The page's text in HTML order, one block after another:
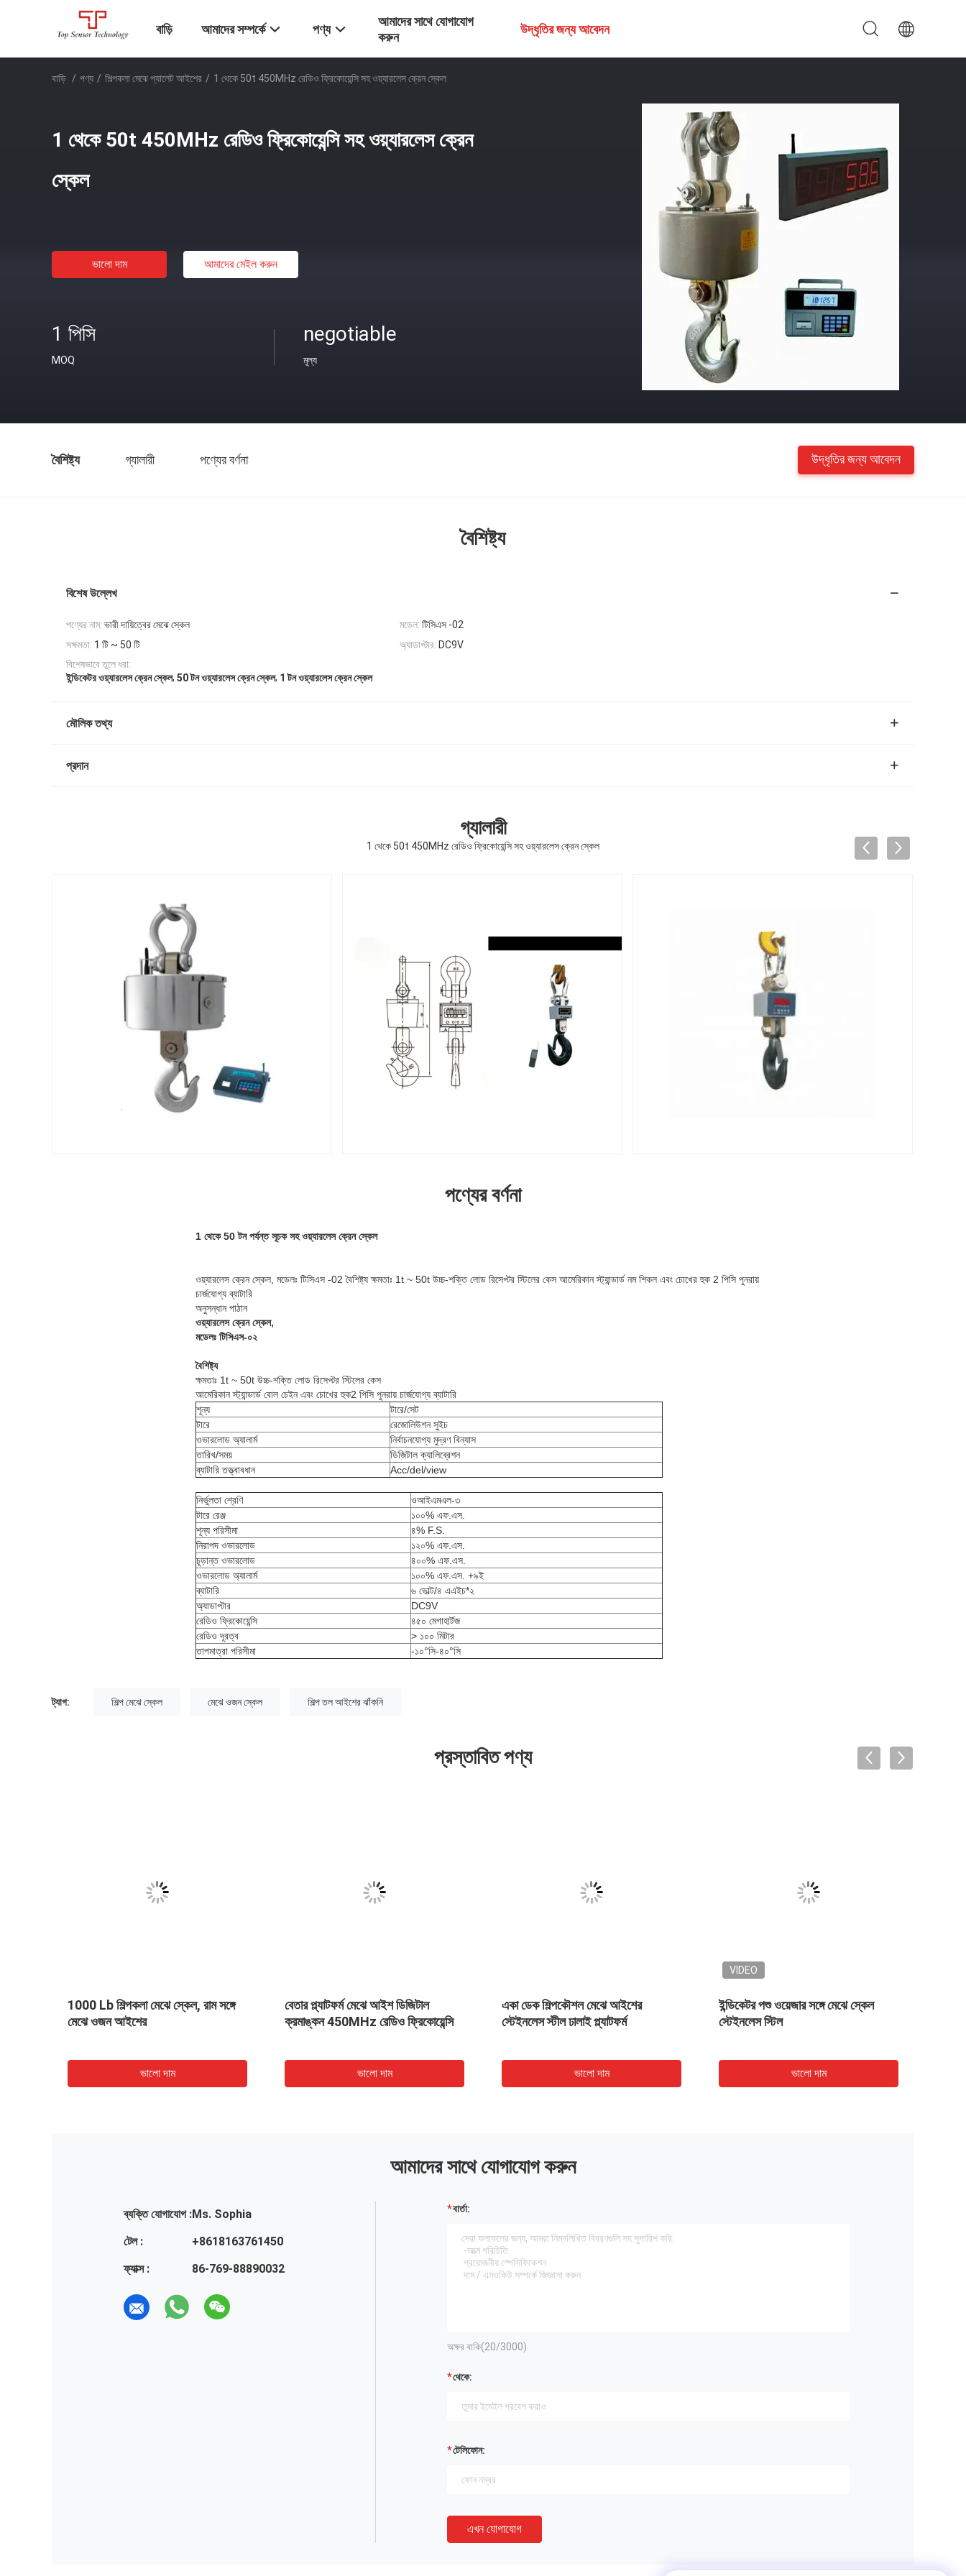
বাড়ি আমাদের সম্পর্কে পণ্য
আমাদের সাথে যোগাযোগ
করুন
উদ্ধৃতির জন্য আবেদন
বাড়ি / পণ্য / শিল্পকলা মেঝে প্যালেট আইশের / 1 থেকে 50t 450MHz রেডিও ফ্রিকোয়েন্সি সহ ওয়্যারলেস ক্রেন স্কেল
1 থেকে 50t 450MHz রেডিও ফ্রিকোয়েন্সি সহ ওয়্যারলেস ক্রেন
স্কেল
ভালো দাম আমাদের মেইল ​​করুন
1 পিসি
MOQ
negotiable
মূল্য
বৈশিষ্ট্য গ্যালারী পণ্যের বর্ণনা উদ্ধৃতির জন্য আবেদন
বৈশিষ্ট্য
বিশেষ উল্লেখ
পণ্যের নাম: ভারী দায়িত্বের মেঝে স্কেল মডেল: টিসিএস -02
সক্ষমতা: 1 টি ~ 50 টি অ্যাডাপ্টার: DC9V
বিশেষভাবে তুলে ধরা:
ইন্ডিকেটর ওয়্যারলেস ক্রেন স্কেল, 50 টন ওয়্যারলেস ক্রেন স্কেল, 1 টন ওয়্যারলেস ক্রেন স্কেল
মৌলিক তথ্য
প্রদান
গ্যালারী
1 থেকে 50t 450MHz রেডিও ফ্রিকোয়েন্সি সহ ওয়্যারলেস ক্রেন স্কেল
পণ্যের বর্ণনা
1 থেকে 50 টন পর্যন্ত সূচক সহ ওয়্যারলেস ক্রেন স্কেল
ওয়্যারলেস ক্রেন স্কেল, মডেলঃ টিসিএস -02 বৈশিষ্ট্য ক্ষমতাঃ 1t ~ 50t উচ্চ-শক্তি লোড রিসেপ্টর স্টিলের কেস আমেরিকান স্ট্যান্ডার্ড নম শিকল এবং চোখের হুক 2 পিসি পুনরায়
চার্জযোগ্য ব্যাটারি
অনুসন্ধান পাঠান
ওয়্যারলেস ক্রেন স্কেল,
মডেলঃ টিসিএস-০২
বৈশিষ্ট্য
ক্ষমতাঃ 1t ~ 50t উচ্চ-শক্তি লোড রিসেপ্টর স্টিলের কেস
আমেরিকান স্ট্যান্ডার্ড বোল চেইন এবং চোখের হুক2 পিসি পুনরায় চার্জযোগ্য ব্যাটারি
শূন্য
টারে/সেট
টারে
রেজোলিউশন সুইচ
ওভারলোড অ্যালার্ম
নির্বাচনযোগ্য মুদ্রণ বিন্যাস
তারিখ/সময়
ডিজিটাল ক্যালিব্রেশন
ব্যাটারি তত্ত্বাবধান
Acc/del/view
নির্ভুলতা শ্রেণি
ওআইএমএল-৩
টারে রেঞ্জ
১০০% এফ.এস.
শূন্য পরিসীমা
৪% F.S.
নিরাপদ ওভারলোড
১২০% এফ.এস.
চূড়ান্ত ওভারলোড
৪০০% এফ.এস.
ওভারলোড অ্যালার্ম
১০০% এফ.এস. +৯ই
ব্যাটারি
৬ ভোল্ট/৪ এএইচ*২
অ্যাডাপ্টার
DC9V
রেডিও ফ্রিকোয়েন্সি
৪৫০ মেগাহার্টজ
রেডিও দূরত্ব
> ১০০ মিটার
তাপমাত্রা পরিসীমা
-১০°সি-৪০°সি
ট্যাগ: শিল্প মেঝে স্কেল মেঝে ওজন স্কেল শিল্প তল আইশের ঝাঁকনি
প্রস্তাবিত পণ্য
1000 Lb শিল্পকলা মেঝে স্কেল, রাম সঙ্গে
মেঝে ওজন আইশের
ভালো দাম
বেতার প্ল্যাটফর্ম মেঝে আইশ ডিজিটাল
ক্রমাঙ্কন 450MHz রেডিও ফ্রিকোয়েন্সি
ভালো দাম
একা ডেক শিল্পকৌশল মেঝে আইশের
স্টেইনলেস স্টীল ঢালাই প্ল্যাটফর্ম
ভালো দাম
VIDEO
ইন্ডিকেটর পশু ওয়েজার সঙ্গে মেঝে স্কেল
স্টেইনলেস স্টিল
ভালো দাম
আমাদের সাথে যোগাযোগ করুন
ব্যক্তি যোগাযোগ :Ms. Sophia
টেল :
+8618163761450
ফ্যাক্স :
86-769-88890032
বার্তা:
অক্ষর বাকি(20/3000)
থেকে:
টেলিফোন:
এখন যোগাযোগ